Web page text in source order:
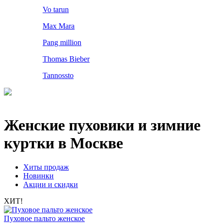
Vo tarun
Max Mara
Pang million
Thomas Bieber
Tannossto
Женские пуховики и зимние
куртки в Москве
Хиты продаж
Новинки
Акции и скидки
ХИТ!
Пуховое пальто женское